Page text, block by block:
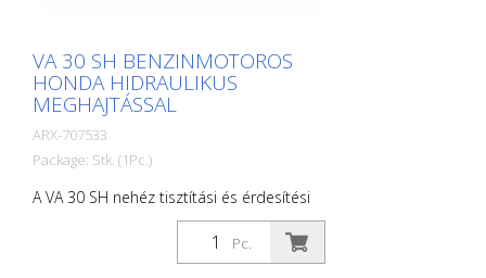
VA 30 SH BENZINMOTOROS
HONDA HIDRAULIKUS
MEGHAJTÁSSAL
ARX-707533
Package: Stk. (1Pc.)
A VA 30 SH nehéz tisztítási és érdesítési
munkákhoz áll rendelkezésre. A gép a
hidraulikus előtolásnak köszönhetően jól
manőverezhető és könnyen kezelhető.
Pc.